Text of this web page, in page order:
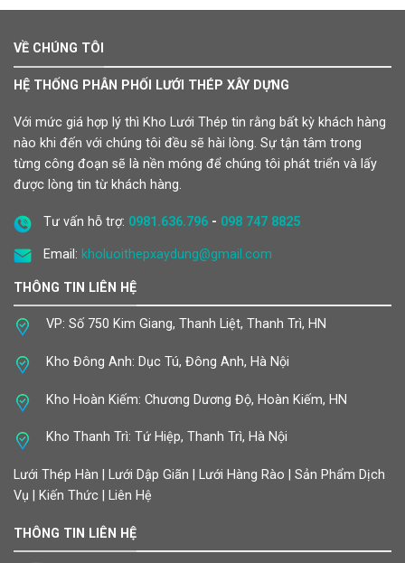
VỀ CHÚNG TÔI
HỆ THỐNG PHÂN PHỐI LƯỚI THÉP XÂY DỰNG
Với mức giá hợp lý thì Kho Lưới Thép tin rằng bất kỳ khách hàng
nào khi đến với chúng tôi đều sẽ hài lòng. Sự tận tâm trong
từng công đoạn sẽ là nền móng để chúng tôi phát triển và lấy
được lòng tin từ khách hàng.
Tư vấn hỗ trợ: 0981.636.796- 098 747 8825
Email: kholuoithepxaydung@gmail.com
THÔNG TIN LIÊN HỆ
VP: Số 750 Kim Giang, Thanh Liệt, Thanh Trì, HN
Kho Đông Anh: Dục Tú, Đông Anh, Hà Nội
Kho Hoàn Kiếm: Chương Dương Độ, Hoàn Kiếm, HN
Kho Thanh Trì: Tứ Hiệp, Thanh Trì, Hà Nội
Lưới Thép Hàn | Lưới Dập Giãn | Lưới Hàng Rào | Sản Phẩm Dịch
Vụ | Kiến Thức | Liên Hệ
THÔNG TIN LIÊN HỆ